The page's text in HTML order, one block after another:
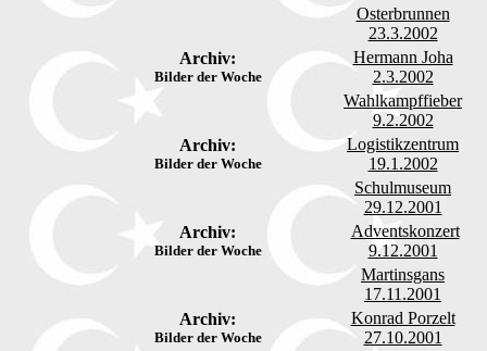
Osterbrunnen
23.3.2002
Archiv:
Bilder der Woche
Hermann Joha
2.3.2002
Wahlkampffieber
9.2.2002
Archiv:
Bilder der Woche
Logistikzentrum
19.1.2002
Schulmuseum
29.12.2001
Archiv:
Bilder der Woche
Adventskonzert
9.12.2001
Martinsgans
17.11.2001
Archiv:
Bilder der Woche
Konrad Porzelt
27.10.2001